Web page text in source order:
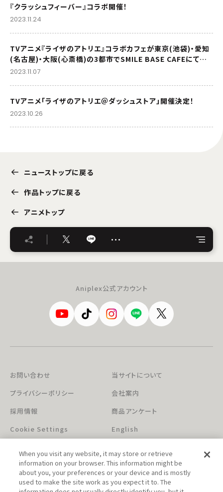
『クラッシュフィーバー』コラボ開催！
2023.11.24
TVアニメ『ライザのアトリエ』コラボカフェが東京(池袋)・愛知
(名古屋)・大阪(心斎橋)の3都市でSMILE BASE CAFEにて開
催決定！
2023.11.07
TVアニメ「ライザのアトリエ＠ダッシュストア」開催決定！
2023.10.26
ニューストップに戻る
作品トップに戻る
アニメトップ
…
Aniplex公式アカウント
お問い合わせ
当サイトについて
プライバシーポリシー
会社案内
採用情報
商品アンケート
Cookie Settings
English
When you visit any website, it may store or retrieve
information on your browser. This information might be
about you, your preferences or your device and is mostly
used to make the site work as you expect it to. The